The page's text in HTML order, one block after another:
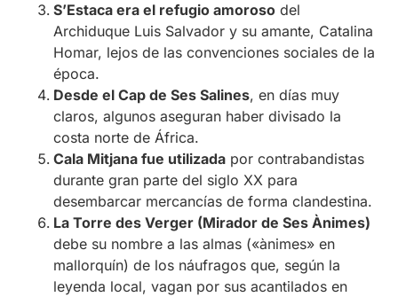
S’Estaca era el refugio amoroso del
Archiduque Luis Salvador y su amante, Catalina
Homar, lejos de las convenciones sociales de la
época.
Desde el Cap de Ses Salines, en días muy
claros, algunos aseguran haber divisado la
costa norte de África.
Cala Mitjana fue utilizada por contrabandistas
durante gran parte del siglo XX para
desembarcar mercancías de forma clandestina.
La Torre des Verger (Mirador de Ses Ànimes)
debe su nombre a las almas («ànimes» en
mallorquín) de los náufragos que, según la
leyenda local, vagan por sus acantilados en